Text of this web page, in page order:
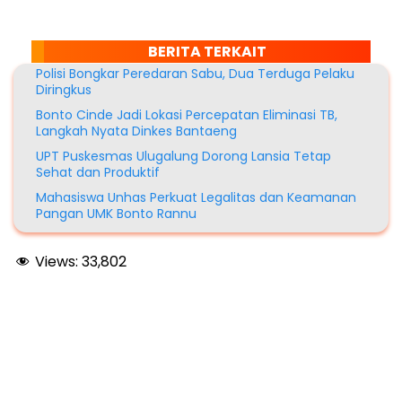
BERITA TERKAIT
Polisi Bongkar Peredaran Sabu, Dua Terduga Pelaku
Diringkus
Bonto Cinde Jadi Lokasi Percepatan Eliminasi TB,
Langkah Nyata Dinkes Bantaeng
UPT Puskesmas Ulugalung Dorong Lansia Tetap
Sehat dan Produktif
Mahasiswa Unhas Perkuat Legalitas dan Keamanan
Pangan UMK Bonto Rannu
Views: 33,802